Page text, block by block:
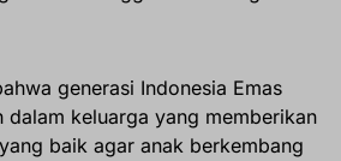
generasi Indonesia Emas
dalam keluarga yang memberikan
baik agar anak berkembang